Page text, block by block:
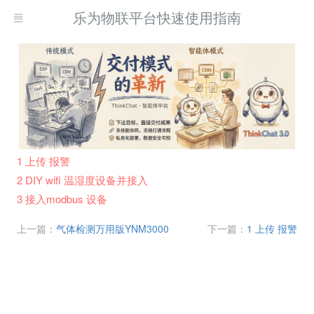
乐为物联平台快速使用指南
1 上传 报警
2 DIY wifi 温湿度设备并接入
3 接入modbus 设备
上一篇： 气体检测万用版YNM3000 下一篇： 1 上传 报警